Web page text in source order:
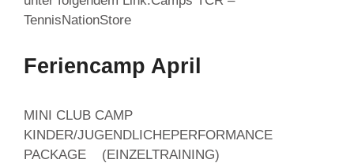
TennisNationStore
Feriencamp April
MINI CLUB CAMP
KINDER/JUGENDLICHEPERFORMANCE
PACKAGE (EINZELTRAINING)